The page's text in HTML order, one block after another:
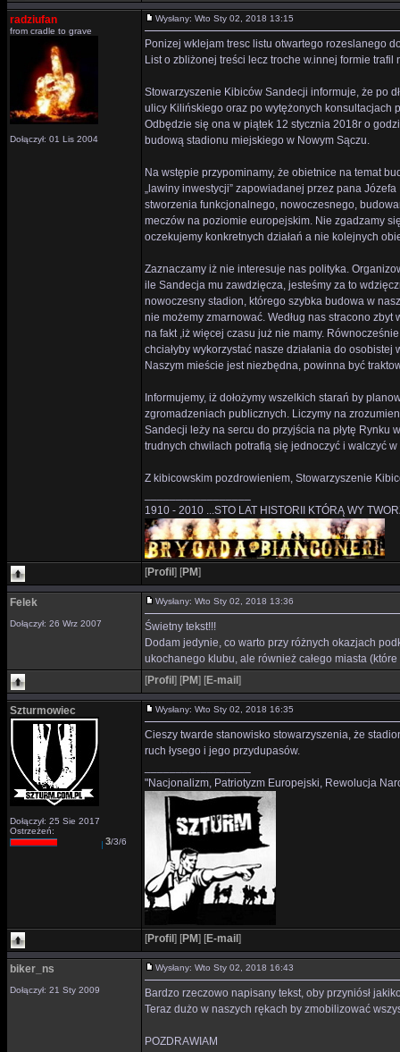
radziufan
from cradle to grave
Dołączył: 01 Lis 2004
Wysłany: Wto Sty 02, 2018 13:15
Ponizej wklejam tresc listu otwartego rozeslanego
List o zbliżonej treści lecz troche w.innej formie trafil
Stowarzyszenie Kibiców Sandecji informuje, że po
ulicy Kilińskiego oraz po wytężonych konsultacjach
Odbędzie się ona w piątek 12 stycznia 2018r o
budową stadionu miejskiego w Nowym Sączu.
Na wstępie przypominamy, że obietnice na temat
„lawiny inwestycji” zapowiadanej przez pana
stworzenia funkcjonalnego, nowoczesnego,
meczów na poziomie europejskim. Nie zgadzamy
oczekujemy konkretnych działań a nie kolejnych
Zaznaczamy iż nie interesuje nas polityka.
ile Sandecja mu zawdzięcza, jesteśmy za to
nowoczesny stadion, którego szybka budowa w
nie możemy zmarnować. Według nas stracono
na fakt ,iż więcej czasu już nie mamy.
chciałyby wykorzystać nasze działania do
Naszym mieście jest niezbędna, powinna być
Informujemy, iż dołożymy wszelkich starań by
zgromadzeniach publicznych. Liczymy na
Sandecji leży na sercu do przyjścia na płytę Rynku
trudnych chwilach potrafią się jednoczyć i walczyć
Z kibicowskim pozdrowieniem, Stowarzyszenie
1910 - 2010 ...STO LAT HISTORII KTÓRĄ WY
[Profil ] [PM]
Felek
Dołączył: 26 Wrz 2007
Wysłany: Wto Sty 02, 2018 13:36
Świetny tekst!!!
Dodam jedynie, co warto przy różnych okazjach
ukochanego klubu, ale również całego miasta
[Profil ] [PM] [E-mail ]
Szturmowiec
Dołączył: 25 Sie 2017
Ostrzeżeń:
3/3/6
Wysłany: Wto Sty 02, 2018 16:35
Cieszy twarde stanowisko stowarzyszenia, że
ruch łysego i jego przydupasów.
"Nacjonalizm, Patriotyzm Europejski, Rewolucja
[Profil ] [PM] [E-mail ]
biker_ns
Dołączył: 21 Sty 2009
Wysłany: Wto Sty 02, 2018 16:43
Bardzo rzeczowo napisany tekst, oby przyniósł
Teraz dużo w naszych rękach by zmobilizować
POZDRAWIAM